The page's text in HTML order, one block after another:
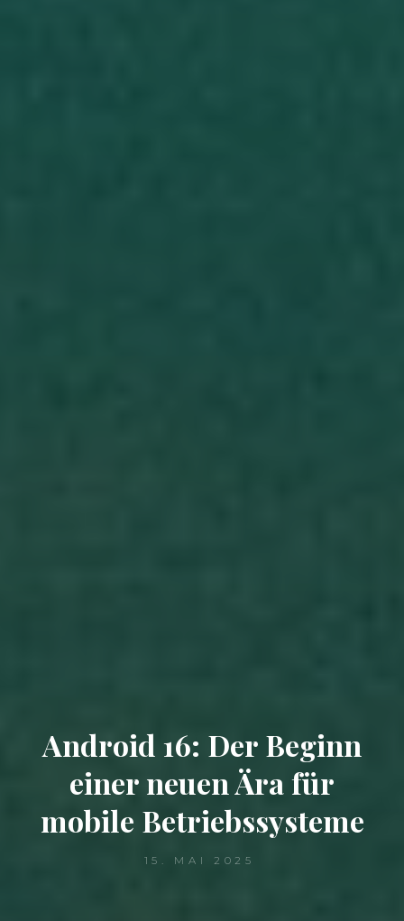
Android 16: Der Beginn
einer neuen Ära für
mobile Betriebssysteme
15. MAI 2025